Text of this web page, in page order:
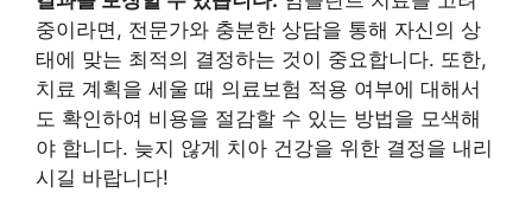
중이라면, 전문가와 충분한 상담을 통해 자신의 상
태에 맞는 최적의 결정하는 것이 중요합니다. 또한,
치료 계획을 세울 때 의료보험 적용 여부에 대해서
도 확인하여 비용을 절감할 수 있는 방법을 모색해
야 합니다. 늦지 않게 치아 건강을 위한 결정을 내리
시길 바랍니다!